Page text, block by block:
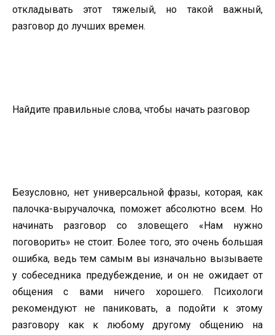
откладывать этот тяжелый, но такой важный,
разговор до лучших времен.
Найдите правильные слова, чтобы начать разговор
Безусловно, нет универсальной фразы, которая, как
палочка-выручалочка, поможет абсолютно всем. Но
начинать разговор со зловещего «Нам нужно
поговорить» не стоит. Более того, это очень большая
ошибка, ведь тем самым вы изначально вызываете
у собеседника предубеждение, и он не ожидает от
общения с вами ничего хорошего. Психологи
рекомендуют не паниковать, а подойти к этому
разговору как к любому другому общению на